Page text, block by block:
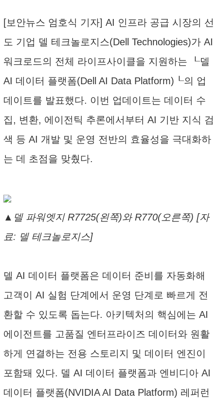
[보안뉴스 엄호식 기자] AI 인프라 공급 시장의 선
도 기업 델 테크놀로지스(Dell Technologies)가 AI
워크로드의 전체 라이프사이클을 지원하는 ┖델
AI 데이터 플랫폼(Dell AI Data Platform)┖의 업
데이트를 발표했다. 이번 업데이트는 데이터 수
집, 변환, 에이전틱 추론에서부터 AI 기반 지식 검
색 등 AI 개발 및 운영 전반의 효율성을 극대화하
는 데 초점을 맞췄다.
▲델 파워엣지 R7725(왼쪽)와 R770(오른쪽) [자
료: 델 테크놀로지스]
델 AI 데이터 플랫폼은 데이터 준비를 자동화해
고객이 AI 실험 단계에서 운영 단계로 빠르게 전
환할 수 있도록 돕는다. 아키텍처의 핵심에는 AI
에이전트를 고품질 엔터프라이즈 데이터와 원활
하게 연결하는 전용 스토리지 및 데이터 엔진이
포함돼 있다. 델 AI 데이터 플랫폼과 엔비디아 AI
데이터 플랫폼(NVIDIA AI Data Platform) 레퍼런